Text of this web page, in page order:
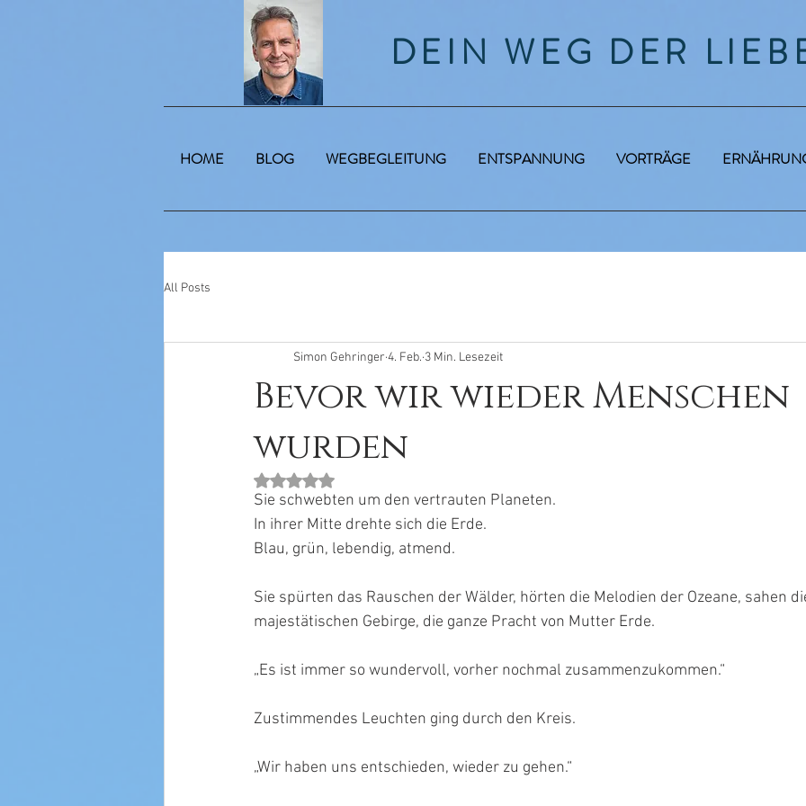
DEIN WEG DER
HOME BLOG WEGBEGLEITUNG ENTSPANNUNG VORTRÄGE
All Posts
Bevor wir wieder Menschen
wurden
Simon Gehringer 4. Feb. 3 Min. Lesezeit
Mit NaN von 5 Sternen bewertet.
Sie schwebten um den vertrauten Planeten.
In ihrer Mitte drehte sich die Erde.
Blau, grün, lebendig, atmend.
Sie spürten das Rauschen der Wälder, hörten die Melodien der Ozeane, sahen
majestätischen Gebirge, die ganze Pracht von Mutter Erde.
„Es ist immer so wundervoll, vorher nochmal zusammenzukommen.“
Zustimmendes Leuchten ging durch den Kreis.
„Wir haben uns entschieden, wieder zu gehen.“